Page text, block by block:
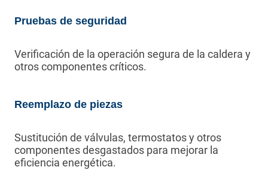
Pruebas de seguridad
Verificación de la operación segura de la caldera y
otros componentes críticos.
Reemplazo de piezas
Sustitución de válvulas, termostatos y otros
componentes desgastados para mejorar la
eficiencia energética.